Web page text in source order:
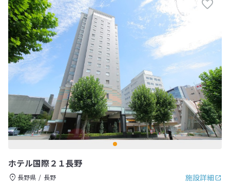
ホテル国際２１長野
施設詳細
長野県
長野